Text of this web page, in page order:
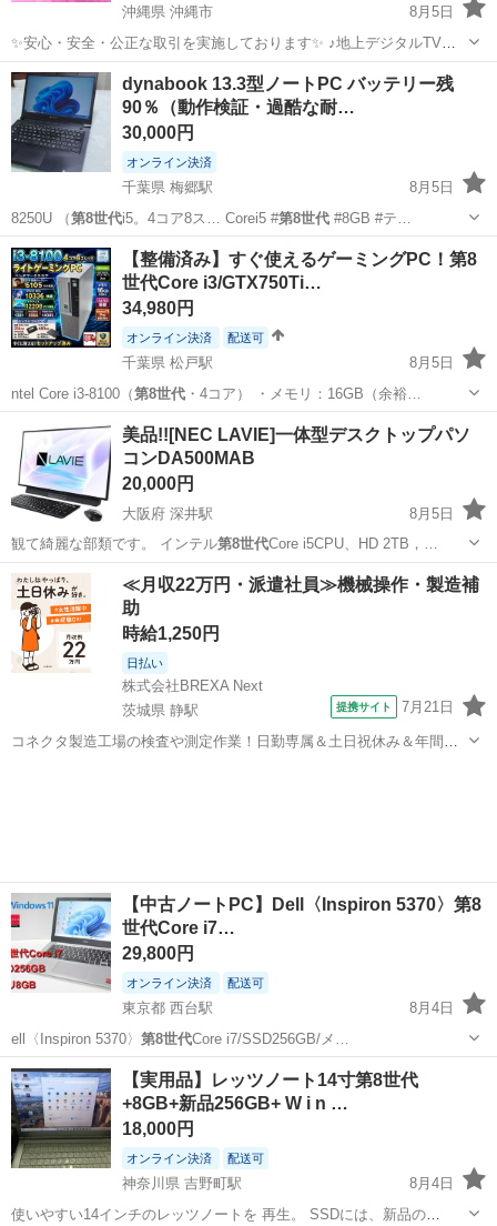
沖縄県 沖縄市
8月5日
✨安心・安全・公正な取引を実施しております✨ ♪地上デジタルTVチ
ューナー♪ ☑️テレビ番組をパソコンで観れる・撮れる！ ☑️電子番組表
対応！ 録画予約もＯＫ！ ☑️オプション 500円 *️⃣✴️取引場所は、...
沖縄 沖縄市 ノートパソコン 動画
dynabook 13.3型ノートPC バッテリー残
90％（動作検証・過酷な耐…
30,000円
オンライン決済
千葉県 梅郷駅
8月5日
8250U （第8世代i5。4コア8ス… Corei5 #第8世代#8GB #テ…
千葉 野田市 梅郷駅 パソコン
【整備済み】すぐ使えるゲーミングPC！第8
世代Core i3/GTX750Ti…
34,980円
オンライン決済 配送可
千葉県 松戸駅
8月5日
ntel Core i3-8100（第8世代・4コア） ・メモリ：16GB（余裕…
松戸市 松戸駅 デスクトップパソコン
美品!![NEC LAVIE]一体型デスクトップパソ
コンDA500MAB
20,000円
大阪府 深井駅
8月5日
観て綺麗な部類です。 インテル第8世代Core i5CPU、HD 2TB，…
大阪 大阪市 深井駅 デスクトップパソコン
≪月収22万円・派遣社員≫機械操作・製造補
助
時給1,250円
日払い
株式会社BREXA Next
茨城県 静駅
提携サイト 7月21日
コネクタ製造工場の検査や測定作業！日勤専属＆土日祝休み＆年間休
【中古ノートPC】Dell〈Inspiron 5370〉第8
世代Core i7…
29,800円
オンライン決済 配送可
東京都 西台駅
8月4日
ell〈Inspiron 5370〉 第8世代Core i7/SSD256GB/メ…
東京 板橋区 西台駅 ノートパソコン 第8世代
【実用品】レッツノート14寸第8世代
+8GB+新品256GB+ W i n …
18,000円
オンライン決済 配送可
神奈川県 吉野町駅
8月4日
使いやすい14インチのレッツノートを 再生。 SSDには、新品の